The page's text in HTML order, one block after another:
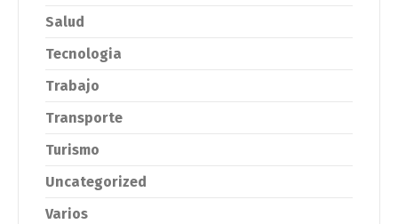
Salud
Tecnologia
Trabajo
Transporte
Turismo
Uncategorized
Varios